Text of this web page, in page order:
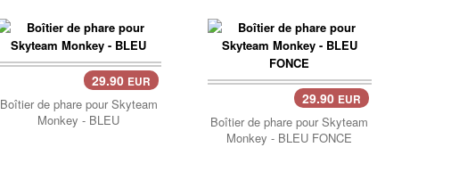
29.90 EUR
Boîtier de phare pour Skyteam
Monkey - BLEU
29.90 EUR
Boîtier de phare pour Skyteam
Monkey - BLEU FONCE